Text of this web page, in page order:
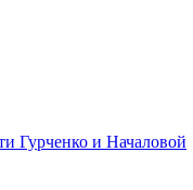
Гурченко и Началовой